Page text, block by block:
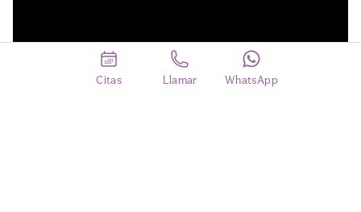
Citas Llamar WhatsApp